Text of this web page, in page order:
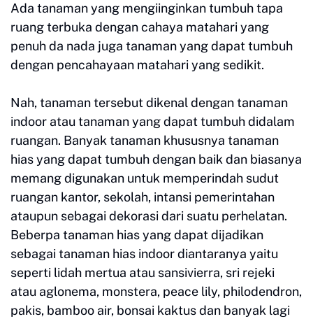
Ada tanaman yang mengiinginkan tumbuh tapa
ruang terbuka dengan cahaya matahari yang
penuh da nada juga tanaman yang dapat tumbuh
dengan pencahayaan matahari yang sedikit.
Nah, tanaman tersebut dikenal dengan tanaman
indoor atau tanaman yang dapat tumbuh didalam
ruangan. Banyak tanaman khususnya tanaman
hias yang dapat tumbuh dengan baik dan biasanya
memang digunakan untuk memperindah sudut
ruangan kantor, sekolah, intansi pemerintahan
ataupun sebagai dekorasi dari suatu perhelatan.
Beberpa tanaman hias yang dapat dijadikan
sebagai tanaman hias indoor diantaranya yaitu
seperti lidah mertua atau sansivierra, sri rejeki
atau aglonema, monstera, peace lily, philodendron,
pakis, bamboo air, bonsai kaktus dan banyak lagi